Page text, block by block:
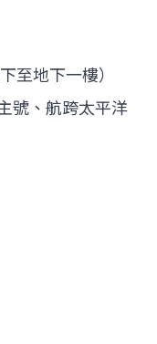
至地下一樓）
號、航跨太平洋